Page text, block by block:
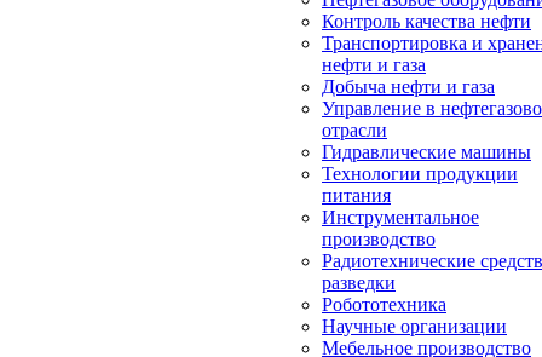
Контроль качества нефти
Транспортировка и
нефти и газа
Добыча нефти и газа
Управление в
отрасли
Гидравлические машины
Технологии продукции
питания
Инструментальное
производство
Радиотехнические
разведки
Робототехника
Научные организации
Мебельное производство